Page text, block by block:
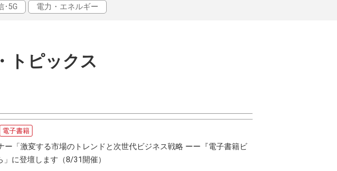
･5G 電力・エネルギー
トピックス
電子書籍
ー「激変する市場のトレンドと次世代ビジネス戦略 ーー『電子書籍ビ
に登壇します（8/31開催）